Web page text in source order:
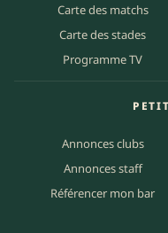
Carte des matchs
Carte des stades
Programme TV
Annonces clubs
Annonces staff
Référencer mon bar